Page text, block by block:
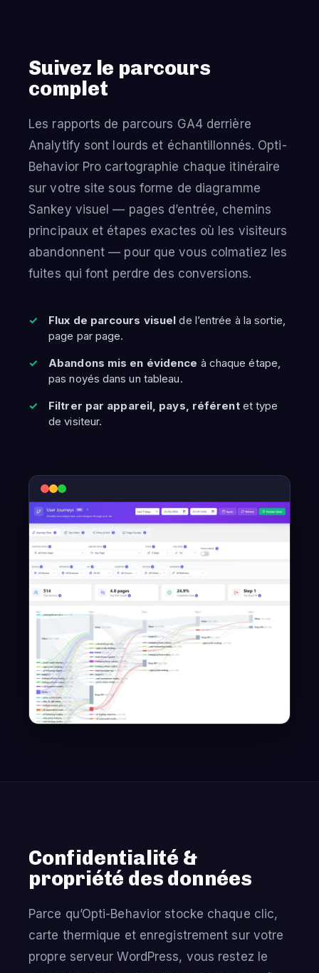
Suivez le parcours
complet
Les rapports de parcours GA4 derrière
Analytify sont lourds et échantillonnés. Opti-
Behavior Pro cartographie chaque itinéraire
sur votre site sous forme de diagramme
Sankey visuel — pages d’entrée, chemins
principaux et étapes exactes où les visiteurs
abandonnent — pour que vous colmatiez les
fuites qui font perdre des conversions.
Flux de parcours visuel de l’entrée à la sortie,
page par page.
Abandons mis en évidence à chaque étape,
pas noyés dans un tableau.
Filtrer par appareil, pays, référentet type
de visiteur.
Confidentialité &
propriété des données
Parce qu’Opti-Behavior stocke chaque clic,
carte thermique et enregistrement sur votre
propre serveur WordPress, vous restez le